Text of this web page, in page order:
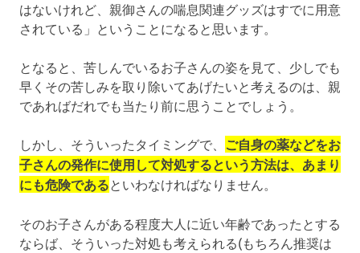
はないけれど、親御さんの喘息関連グッズはすでに用意
されている」ということになると思います。
となると、苦しんでいるお子さんの姿を見て、少しでも
早くその苦しみを取り除いてあげたいと考えるのは、親
であればだれでも当たり前に思うことでしょう。
しかし、そういったタイミングで、 ご自身の薬などをお
子さんの発作に使用して対処するという方法は、あまり
にも危険であるといわなければなりません。
そのお子さんがある程度大人に近い年齢であったとする
ならば、そういった対処も考えられる(もちろん推奨は